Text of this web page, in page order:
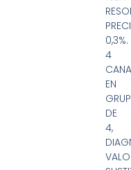
0,3%.
4
EN
DE
4,